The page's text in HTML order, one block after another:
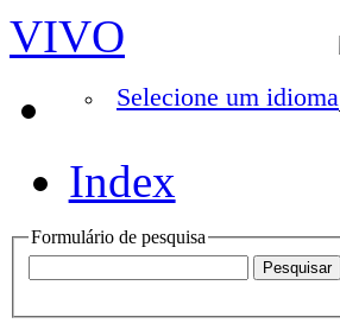
VIVO
Selecione um idioma
Index
Formulário de pesquisa